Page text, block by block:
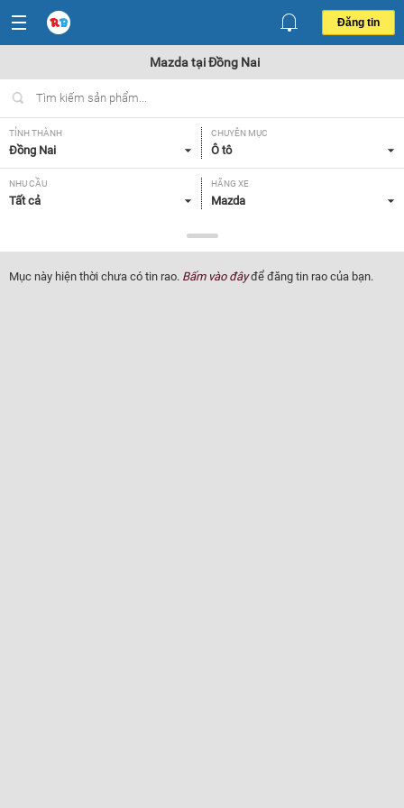
Đăng tin
Mazda tại Đồng Nai
TỈNH THÀNH
Đồng Nai
CHUYÊN MỤC
Ô tô
NHU CẦU
Tất cả
HÃNG XE
Mazda
Tất cả
NĂM SẢN XUẤT
Tất cả
GIÁ XE XUẤT XỨ
Mục này hiện thời chưa có tin rao. Bấm vào đâyđể đăng tin rao của bạn.